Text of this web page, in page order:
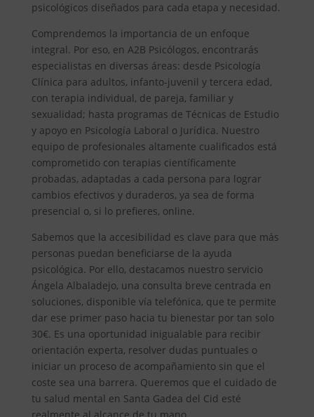
psicológicos diseñados para cada etapa y necesidad.
Comprendemos la importancia de un enfoque
integral. Por eso, en A2B Psicólogos, encontrarás
especialistas en diversas áreas: desde Psicología
Clínica para adultos, infanto-juvenil y tercera edad,
con terapia individual, de pareja, familiar y
sexualidad; hasta programas de Técnicas de Estudio
y apoyo en Psicología Laboral o Jurídica. Nuestro
equipo de profesionales altamente cualificados está
comprometido con terapias científicamente
probadas, adaptadas a cada persona para lograr
cambios efectivos y duraderos, ya sea de forma
presencial o, si lo prefieres, online.
Sabemos que la accesibilidad es clave para que más
personas puedan beneficiarse de la ayuda
psicológica. Por ello, destacamos nuestro servicio
Ángela Albaladejo, una consulta breve centrada en
soluciones, disponible vía telefónica, que te permite
dar ese primer paso hacia tu bienestar por tan solo
30€. Es una oportunidad inigualable para recibir
orientación experta, resolver dudas puntuales o
iniciar un proceso de acompañamiento sin que el
coste sea una barrera. Queremos que el cuidado de
tu salud mental en Santa Gadea del Cid esté